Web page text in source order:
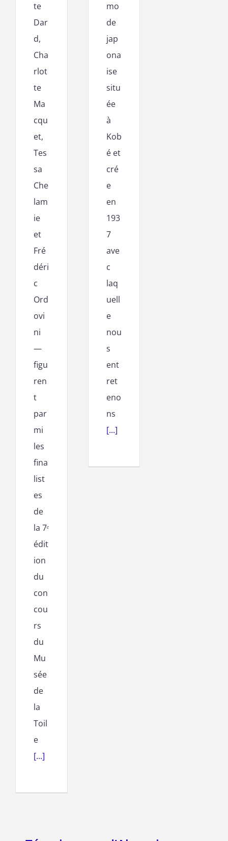
te
Dar
d,
Cha
rlot
te
Ma
cqu
et,
Tes
sa
Che
lam
ie
et
Fré
déri
c
Ord
ovi
ni
—
figu
ren
t
par
mi
les
fina
list
es
de
la 7ᵉ
édit
ion
du
con
cou
rs
du
Mu
sée
de
la
Toil
e
[...]
mo
de
jap
ona
ise
situ
ée
à
Kob
é et
cré
e
en
193
7
ave
c
laq
uell
e
nou
s
ent
ret
eno
ns
[...]